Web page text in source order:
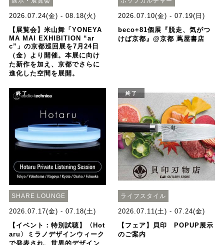
2026.07.24(金) - 08.18(火)
【展覧会】⽶⼭舞「YONEYA
MA MAI EXHIBITION “ar
c”」の京都巡回展を7⽉24⽇
（⾦）より開催。本展に向け
た新作を加え、京都でさらに
進化した空間を展開。
2026.07.10(金) - 07.19(日)
beco+81個展『脱走、気がつ
けば京都』@京都 蔦屋書店
終了
SHARE LOUNGE
2026.07.17(金) - 07.18(土)
【イベント：特別試聴】〈Hot
aru〉ミラノデザインウィーク
で発表され、世界的デザイン
終了
ライフスタイル
2026.07.11(土) - 07.24(金)
【フェア】貝印 POPUP展示
のご案内